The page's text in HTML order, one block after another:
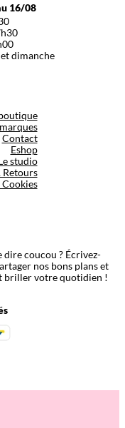
16/08
dimanche
Contact
Eshop
studio
Retours
dire coucou ? Écrivez-
nos bons plans et
briller votre quotidien !